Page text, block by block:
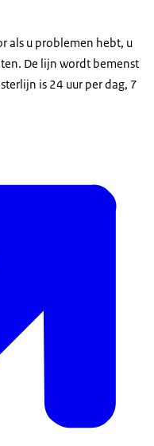
als u problemen hebt, u
De lijn wordt bemenst
is 24 uur per dag, 7